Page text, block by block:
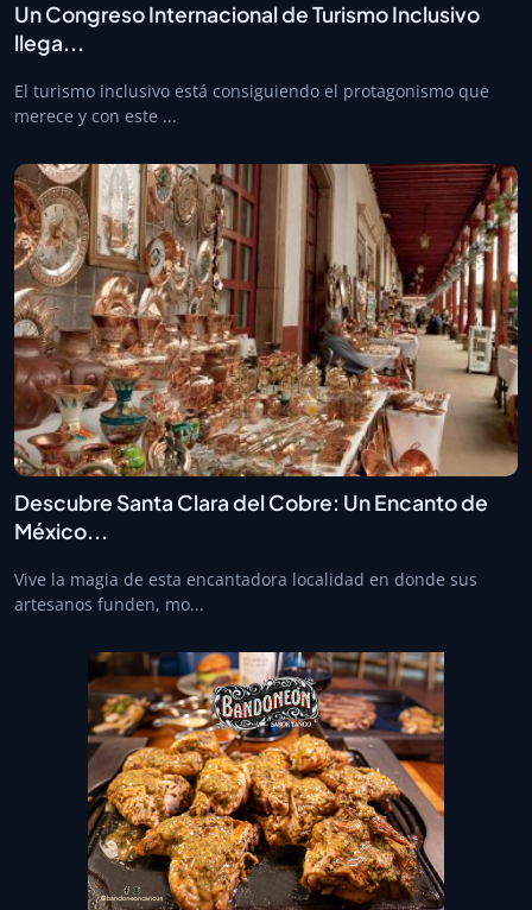
Un Congreso Internacional de Turismo Inclusivo
llega...
El turismo inclusivo está consiguiendo el protagonismo que
merece y con este ...
Descubre Santa Clara del Cobre: Un Encanto de
México...
Vive la magia de esta encantadora localidad en donde sus
artesanos funden, mo...